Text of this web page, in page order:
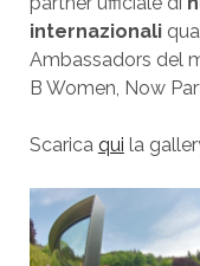
internazionali
Ambassadors del
B Women, Now
Scarica qui la